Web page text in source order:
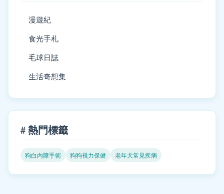
漫遊紀
食光手札
毛球日誌
生活奇想集
# 熱門標籤
狗白內障手術 狗狗視力保健 老年犬常見疾病